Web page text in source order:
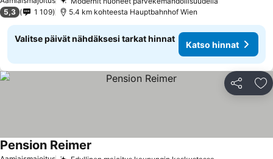
5,3 1 109 5.4 km kohteesta Hauptbahnhof Wien
Valitse päivät nähdäksesi tarkat hinnat
Katso hinnat
Jaa
Pension Reimer